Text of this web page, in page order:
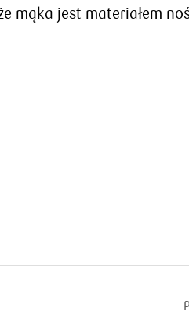
mąka jest materiałem